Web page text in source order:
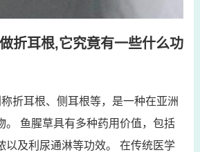
折耳根,它究竟有一些什么功
折耳根、侧耳根等，是一种在亚洲
。 鱼腥草具有多种药用价值，包括
以及利尿通淋等功效。 在传统医学